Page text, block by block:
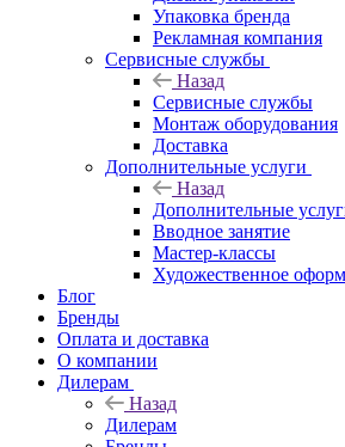
Упаковка бренда
Рекламная компания
Сервисные службы
Назад
Сервисные службы
Монтаж оборудования
Доставка
Дополнительные услуги
Назад
Дополнительные
Вводное занятие
Мастер-классы
Художественное
Блог
Бренды
Оплата и доставка
О компании
Дилерам
Назад
Дилерам